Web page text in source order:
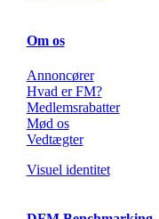
Om os
Annoncører
Hvad er FM?
Medlemsrabatter
Mød os
Vedtægter
Visuel identitet